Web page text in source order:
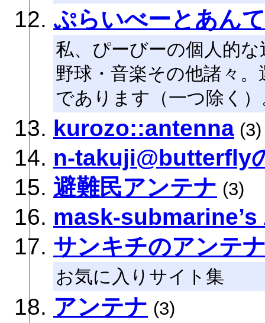
ぷらいべーとあん
私、ぴーびーの個人的
野球・音楽その他諸々
であります（一つ除く
kurozo::antenna (3)
n-takuji@butterfly
避難民アンテナ (3)
mask-submarine’s
サンキチのアンテ
お気に入りサイト集
アンテナ (3)